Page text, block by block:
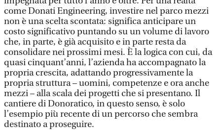
come Donati Engineering, investire nel parco mezzi
non è una scelta scontata: significa anticipare un
costo significativo puntando su un volume di lavoro
che, in parte, è già acquisito e in parte resta da
consolidare nei prossimi mesi. È la logica con cui, da
quasi cinquant’anni, l’azienda ha accompagnato la
propria crescita, adattando progressivamente la
propria struttura – uomini, competenze e ora anche
mezzi – alla scala dei progetti che si presentano. Il
cantiere di Donoratico, in questo senso, è solo
l’esempio più recente di un percorso che sembra
destinato a proseguire.